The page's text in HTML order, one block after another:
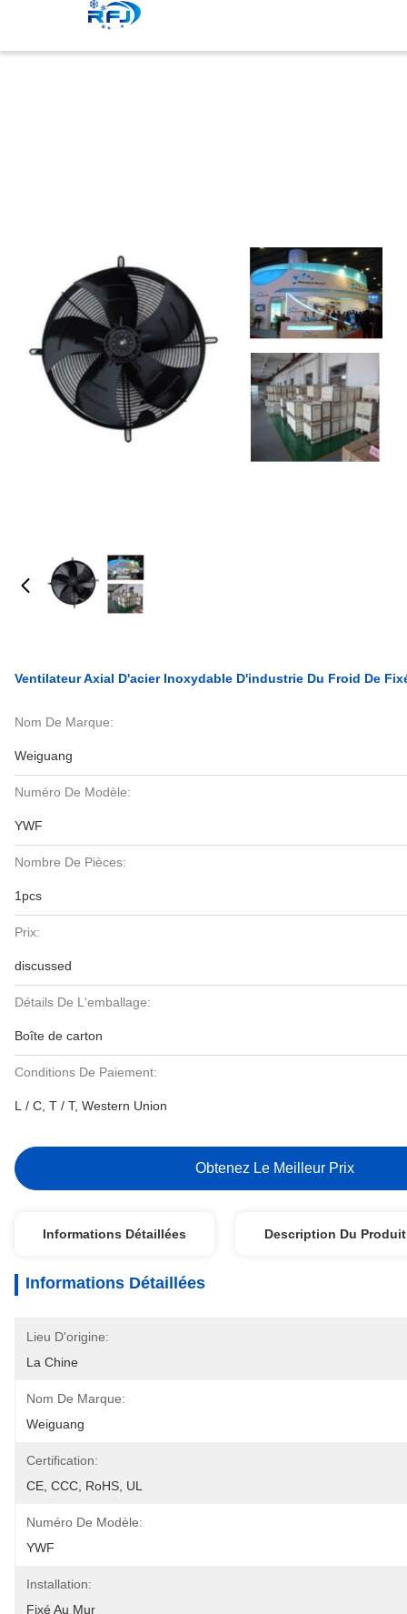
Ventilateur Axial D'acier Inoxydable D'industrie Du Froid De
Nom De Marque:
Weiguang
Numéro De Modèle:
YWF
Nombre De Pièces:
1pcs
Prix:
discussed
Détails De L'emballage:
Boîte de carton
Conditions De Paiement:
L / C, T / T, Western Union
Obtenez Le Meilleur Prix
Informations Détaillées Description Du Produit
Informations Détaillées
Lieu D'origine:
La Chine
Nom De Marque:
Weiguang
Certification:
CE, CCC, RoHS, UL
Numéro De Modèle:
YWF
Installation:
Fixé Au Mur